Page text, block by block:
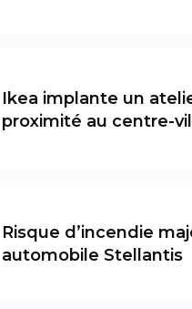
Ikea implante un
proximité au centre-
Risque d’incendie
automobile Stellantis